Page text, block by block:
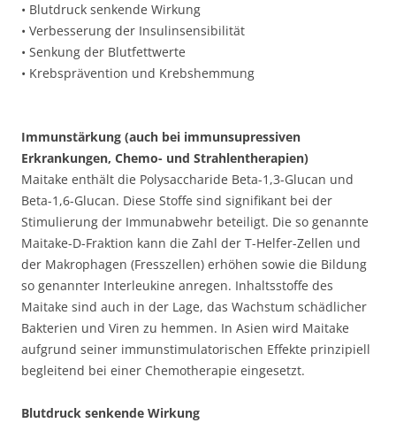
• Blutdruck senkende Wirkung
• Verbesserung der Insulinsensibilität
• Senkung der Blutfettwerte
• Krebsprävention und Krebshemmung
Immunstärkung (auch bei immunsupressiven
Erkrankungen, Chemo- und Strahlentherapien)
Maitake enthält die Polysaccharide Beta-1,3-Glucan und
Beta-1,6-Glucan. Diese Stoffe sind signifikant bei der
Stimulierung der Immunabwehr beteiligt. Die so genannte
Maitake-D-Fraktion kann die Zahl der T-Helfer-Zellen und
der Makrophagen (Fresszellen) erhöhen sowie die Bildung
so genannter Interleukine anregen. Inhaltsstoffe des
Maitake sind auch in der Lage, das Wachstum schädlicher
Bakterien und Viren zu hemmen. In Asien wird Maitake
aufgrund seiner immunstimulatorischen Effekte prinzipiell
begleitend bei einer Chemotherapie eingesetzt.
Blutdruck senkende Wirkung